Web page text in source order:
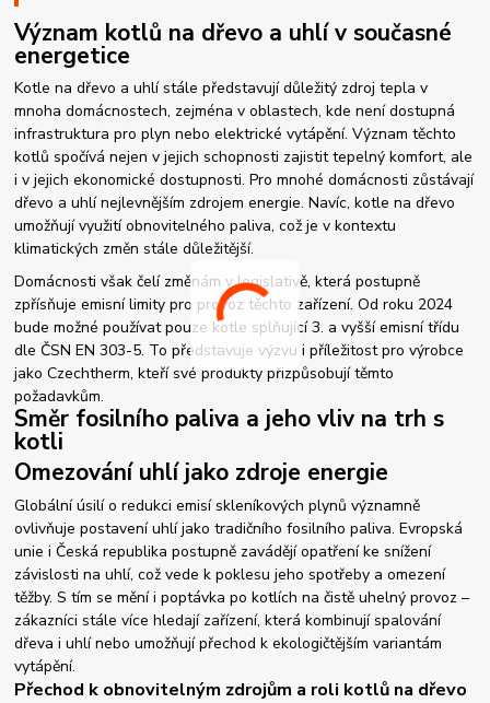
Význam kotlů na dřevo a uhlí v současné
energetice
Kotle na dřevo a uhlí stále představují důležitý zdroj tepla v
mnoha domácnostech, zejména v oblastech, kde není dostupná
infrastruktura pro plyn nebo elektrické vytápění. Význam těchto
kotlů spočívá nejen v jejich schopnosti zajistit tepelný komfort, ale
i v jejich ekonomické dostupnosti. Pro mnohé domácnosti zůstávají
dřevo a uhlí nejlevnějším zdrojem energie. Navíc, kotle na dřevo
umožňují využití obnovitelného paliva, což je v kontextu
klimatických změn stále důležitější.
Domácnosti však čelí změnám v legislativě, která postupně
zpřísňuje emisní limity pro provoz těchto zařízení. Od roku 2024
bude možné používat pouze kotle splňující 3. a vyšší emisní třídu
dle ČSN EN 303-5. To představuje výzvu i příležitost pro výrobce
jako Czechtherm, kteří své produkty přizpůsobují těmto
požadavkům.
Směr fosilního paliva a jeho vliv na trh s
kotli
Omezování uhlí jako zdroje energie
Globální úsilí o redukci emisí skleníkových plynů významně
ovlivňuje postavení uhlí jako tradičního fosilního paliva. Evropská
unie i Česká republika postupně zavádějí opatření ke snížení
závislosti na uhlí, což vede k poklesu jeho spotřeby a omezení
těžby. S tím se mění i poptávka po kotlích na čistě uhelný provoz –
zákazníci stále více hledají zařízení, která kombinují spalování
dřeva i uhlí nebo umožňují přechod k ekologičtějším variantám
vytápění.
Přechod k obnovitelným zdrojům a roli kotlů na dřevo